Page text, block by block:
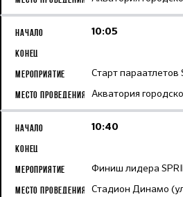
10:05
Старт параатлетов
Акватория
10:40
Финиш лидера
Стадион Динамо